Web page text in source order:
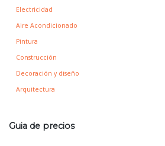
Electricidad
Aire Acondicionado
Pintura
Construcción
Decoración y diseño
Arquitectura
Guia de precios